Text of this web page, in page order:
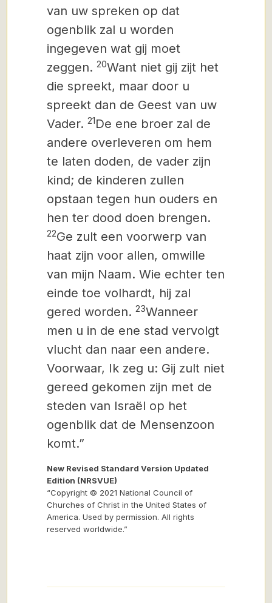
van uw spreken op dat
ogenblik zal u worden
ingegeven wat gij moet
zeggen. 20Want niet gij zijt het
die spreekt, maar door u
spreekt dan de Geest van uw
Vader. 21De ene broer zal de
andere overleveren om hem
te laten doden, de vader zijn
kind; de kinderen zullen
opstaan tegen hun ouders en
hen ter dood doen brengen.
22Ge zult een voorwerp van
haat zijn voor allen, omwille
van mijn Naam. Wie echter ten
einde toe volhardt, hij zal
gered worden. 23Wanneer
men u in de ene stad vervolgt
vlucht dan naar een andere.
Voorwaar, Ik zeg u: Gij zult niet
gereed gekomen zijn met de
steden van Israël op het
ogenblik dat de Mensenzoon
komt.”
New Revised Standard Version Updated
Edition (NRSVUE)
“Copyright © 2021 National Council of
Churches of Christ in the United States of
America. Used by permission. All rights
reserved worldwide.”